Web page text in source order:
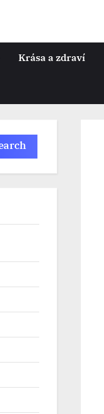
Krása a zdraví